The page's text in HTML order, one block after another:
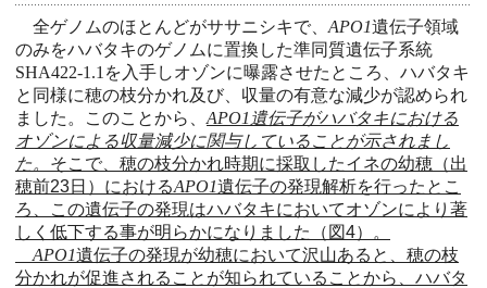
全ゲノムのほとんどがササニシキで、 APO1遺伝子領域
のみをハバタキのゲノムに置換した準同質遺伝子系統
SHA422-1.1 を入手しオゾンに曝露させたところ、ハバタキ
と同様に穂の枝分かれ及び、収量の有意な減少が認められ
ました。このことから、 APO1 遺伝子がハバタキにおける
オゾンによる収量減少に関与していることが示されまし
た。 そこで、穂の枝分かれ時期に採取したイネの幼穂（出
穂前23日）におけるAPO1遺伝子の発現解析を行ったとこ
ろ、この遺伝子の発現はハバタキにおいてオゾンにより著
しく低下する事が明らかになりました（図4）。
APO1遺伝子の発現が幼穂において沢山あると、穂の枝
分かれが促進されることが知られていることから、 ハバタ